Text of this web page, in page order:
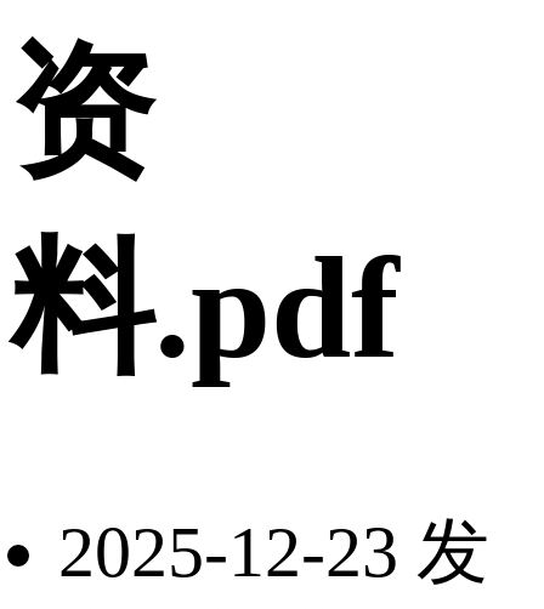
资
料.pdf
2025-12-23 发